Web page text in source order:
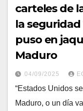
carteles de
la
puso en
Maduro
04/09/2025
“Estados Unidos
Maduro, o un día